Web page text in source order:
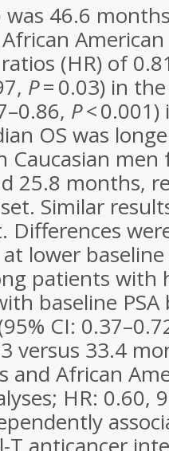
46.6
(HR) of
P= 0.03) in
P<
OS was
Caucasian
25.8 months,
Similar
Differences
lower baseline
patients with
baseline
CI:
versus 33.4
and African
HR: 0.60,